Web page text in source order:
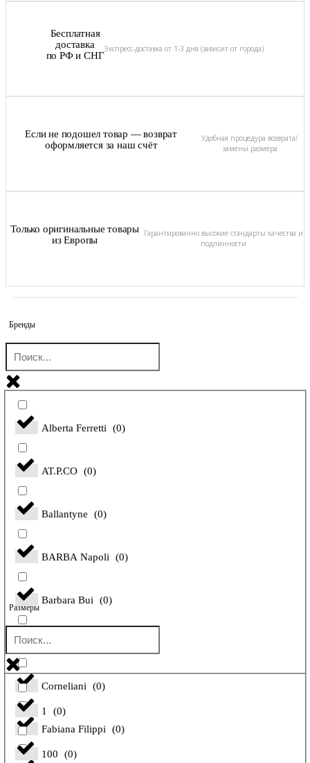
Бесплатная
доставка
по РФ и СНГ
Экспресс-доставка от 1-3 дня (зависит от города)
Если не подошел товар — возврат
оформляется за наш счёт
Удобная процедура возврата/
замены размера
Только оригинальные товары
из Европы
Гарантированно высокие стандарты качества и
подлинности
Бренды
Alberta Ferretti (0)
AT.P.CO (0)
Ballantyne (0)
BARBA Napoli (0)
Barbara Bui (0)
Bilancioni
Corneliani (0)
Fabiana Filippi (0)
Размеры
1 (0)
100 (0)